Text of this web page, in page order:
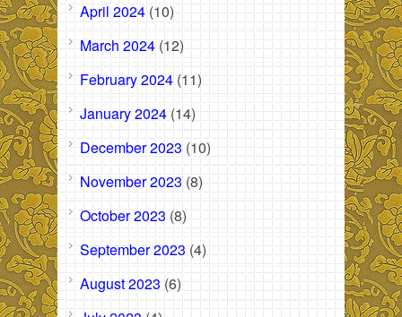
April 2024 (10)
March 2024 (12)
February 2024 (11)
January 2024 (14)
December 2023 (10)
November 2023 (8)
October 2023 (8)
September 2023 (4)
August 2023 (6)